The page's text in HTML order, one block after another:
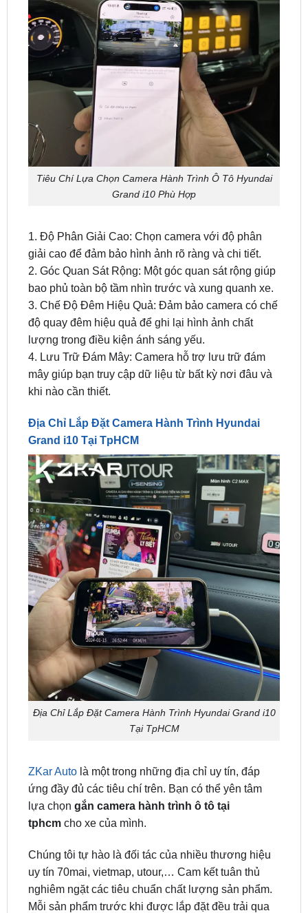
Tiêu Chí Lựa Chọn Camera Hành Trình Ô Tô Hyundai
Grand i10 Phù Hợp
1. Độ Phân Giải Cao: Chọn camera với độ phân
2. Góc Quan Sát Rộng: Một góc quan sát rộng giúp
bao phủ toàn bộ tầm nhìn trước và xung quanh xe.
3. Chế Độ Đêm Hiệu Quả: Đảm bảo camera có chế
độ quay đêm hiệu quả để ghi lại hình ảnh chất
lượng trong điều kiện ánh sáng yếu.
4. Lưu Trữ Đám Mây: Camera hỗ trợ lưu trữ đám
mây giúp bạn truy cập dữ liệu từ bất kỳ nơi đâu và
khi nào cần thiết.
Địa Chỉ Lắp Đặt Camera Hành Trình Hyundai
Địa Chỉ Lắp Đặt Camera Hành Trình Hyundai Grand i10
Tại TpHCM
là một trong những địa chỉ uy tín, đáp
lựa chọngắn camera hành trình ô tô tại
tphcmcho xe của mình.
Chúng tôi tự hào là đối tác của nhiều thương hiệu
nghiêm ngặt các tiêu chuẩn chất lượng sản phẩm.
Mỗi sản phẩm trước khi được lắp đặt đều trải qua
quy trình kiểm định chất lượng nghiêm ngặt, đảm
bảo rằng khách hàng của chúng tôi nhận được sản